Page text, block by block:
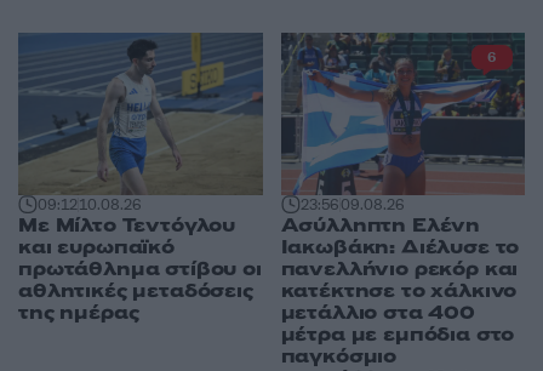
09:1210.08.26
Με Μίλτο Τεντόγλου
και ευρωπαϊκό
πρωτάθλημα στίβου οι
αθλητικές μεταδόσεις
της ημέρας
23:5609.08.26
Ασύλληπτη Ελένη
Ιακωβάκη: Διέλυσε το
πανελλήνιο ρεκόρ και
κατέκτησε το χάλκινο
μετάλλιο στα 400
μέτρα με εμπόδια στο
παγκόσμιο
6